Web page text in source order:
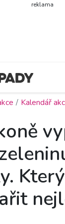
reklama
Kalendář